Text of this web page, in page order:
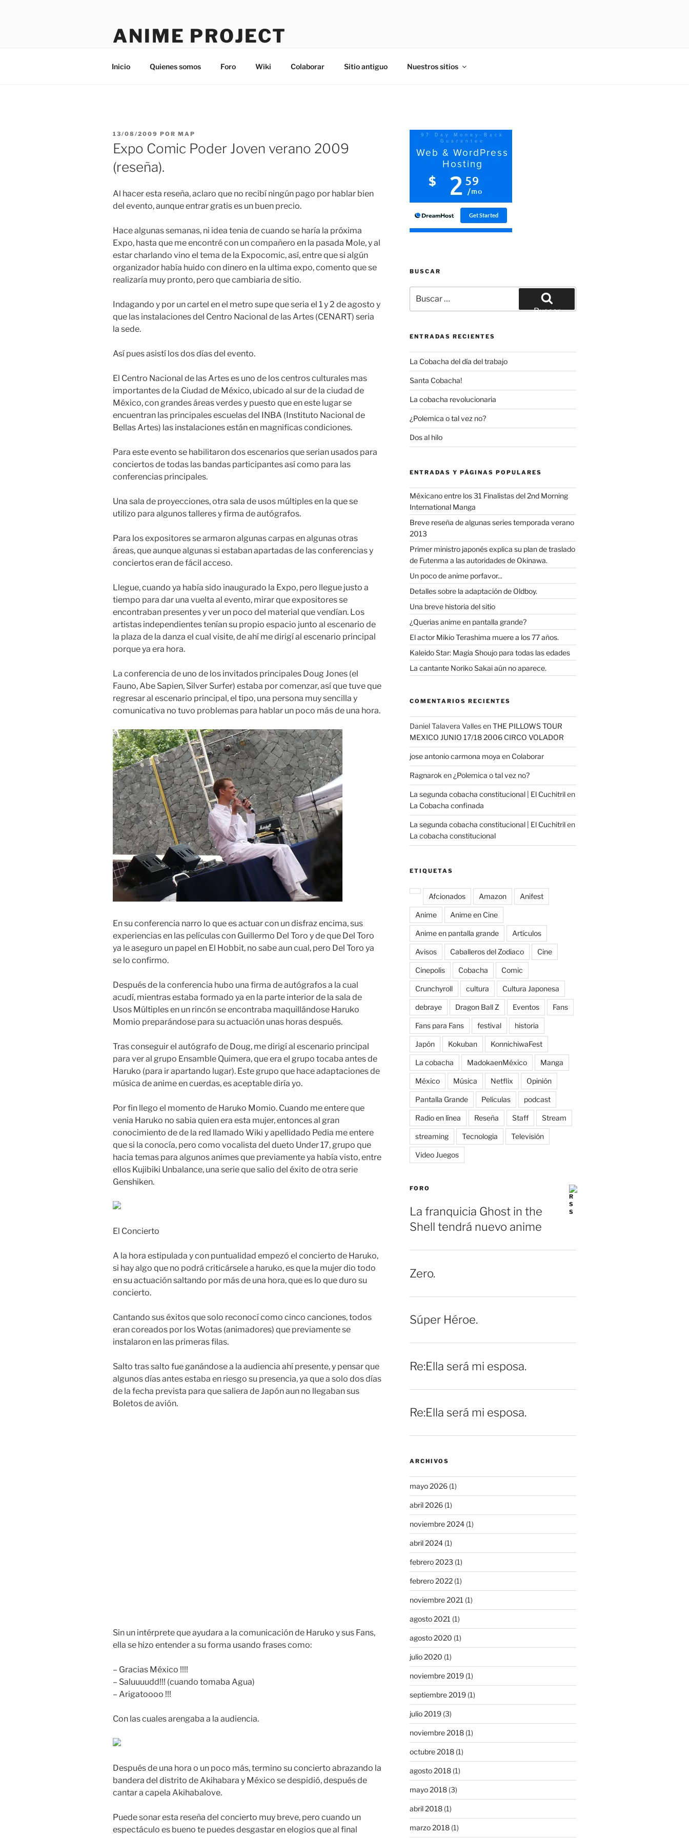
ANIME PROJECT
Inicio Quienes somos Foro Wiki Colaborar Sitio antiguo Nuestros sitios
PUBLICADO
EL
13/08/2009 POR MAP
Expo Comic Poder Joven verano 2009
(reseña).
Al hacer esta reseña, aclaro que no recibí ningún pago por hablar bien
del evento, aunque entrar gratis es un buen precio.
Hace algunas semanas, ni idea tenia de cuando se haría la próxima
Expo, hasta que me encontré con un compañero en la pasada Mole, y al
estar charlando vino el tema de la Expocomic, así, entre que si algún
organizador había huido con dinero en la ultima expo, comento que se
realizaría muy pronto, pero que cambiaria de sitio.
Indagando y por un cartel en el metro supe que seria el 1 y 2 de agosto y
que las instalaciones del Centro Nacional de las Artes (CENART) seria
la sede.
Así pues asistí los dos días del evento.
El Centro Nacional de las Artes es uno de los centros culturales mas
importantes de la Ciudad de México, ubicado al sur de la ciudad de
México, con grandes áreas verdes y puesto que en este lugar se
encuentran las principales escuelas del INBA (Instituto Nacional de
Bellas Artes) las instalaciones están en magnificas condiciones.
Para este evento se habilitaron dos escenarios que serian usados para
conciertos de todas las bandas participantes así como para las
conferencias principales.
Una sala de proyecciones, otra sala de usos múltiples en la que se
utilizo para algunos talleres y firma de autógrafos.
Para los expositores se armaron algunas carpas en algunas otras
áreas, que aunque algunas si estaban apartadas de las conferencias y
conciertos eran de fácil acceso.
Llegue, cuando ya había sido inaugurado la Expo, pero llegue justo a
tiempo para dar una vuelta al evento, mirar que expositores se
encontraban presentes y ver un poco del material que vendían. Los
artistas independientes tenían su propio espacio junto al escenario de
la plaza de la danza el cual visite, de ahí me dirigí al escenario principal
porque ya era hora.
La conferencia de uno de los invitados principales Doug Jones (el
Fauno, Abe Sapien, Silver Surfer) estaba por comenzar, así que tuve que
regresar al escenario principal, el tipo, una persona muy sencilla y
comunicativa no tuvo problemas para hablar un poco más de una hora.
En su conferencia narro lo que es actuar con un disfraz encima, sus
experiencias en las películas con Guillermo Del Toro y de que Del Toro
ya le aseguro un papel en El Hobbit, no sabe aun cual, pero Del Toro ya
se lo confirmo.
Después de la conferencia hubo una firma de autógrafos a la cual
acudí, mientras estaba formado ya en la parte interior de la sala de
Usos Múltiples en un rincón se encontraba maquillándose Haruko
Momio preparándose para su actuación unas horas después.
Tras conseguir el autógrafo de Doug, me dirigí al escenario principal
para ver al grupo Ensamble Quimera, que era el grupo tocaba antes de
Haruko (para ir apartando lugar). Este grupo que hace adaptaciones de
música de anime en cuerdas, es aceptable diría yo.
Por fin llego el momento de Haruko Momio. Cuando me entere que
venia Haruko no sabia quien era esta mujer, entonces al gran
conocimiento de de la red llamado Wiki y apellidado Pedia me entere
que si la conocía, pero como vocalista del dueto Under 17, grupo que
hacia temas para algunos animes que previamente ya había visto, entre
ellos Kujibiki Unbalance, una serie que salio del éxito de otra serie
Genshiken.
El Concierto
A la hora estipulada y con puntualidad empezó el concierto de Haruko,
si hay algo que no podrá criticársele a haruko, es que la mujer dio todo
en su actuación saltando por más de una hora, que es lo que duro su
concierto.
Cantando sus éxitos que solo reconocí como cinco canciones, todos
eran coreados por los Wotas (animadores) que previamente se
instalaron en las primeras filas.
Salto tras salto fue ganándose a la audiencia ahí presente, y pensar que
algunos días antes estaba en riesgo su presencia, ya que a solo dos días
de la fecha prevista para que saliera de Japón aun no llegaban sus
Boletos de avión.
Sin un intérprete que ayudara a la comunicación de Haruko y sus Fans,
ella se hizo entender a su forma usando frases como:
– Gracias México !!!!
– Saluuuudd!!! (cuando tomaba Agua)
– Arigatoooo !!!
Con las cuales arengaba a la audiencia.
Después de una hora o un poco más, termino su concierto abrazando la
bandera del distrito de Akihabara y México se despidió, después de
cantar a capela Akihabalove.
Puede sonar esta reseña del concierto muy breve, pero cuando un
espectáculo es bueno te puedes desgastar en elogios que al final
BUSCAR
por:
Buscar
ENTRADAS RECIENTES
La Cobacha del día del trabajo
Santa Cobacha!
La cobacha revolucionaria
¿Polemica o tal vez no?
Dos al hilo
ENTRADAS Y PÁGINAS POPULARES
Méxicano entre los 31 Finalistas del 2nd Morning
International Manga
Breve reseña de algunas series temporada verano
2013
Primer ministro japonés explica su plan de traslado
de Futenma a las autoridades de Okinawa.
Un poco de anime porfavor...
Detalles sobre la adaptación de Oldboy.
Una breve historia del sitio
¿Querias anime en pantalla grande?
El actor Mikio Terashima muere a los 77 años.
Kaleido Star: Magia Shoujo para todas las edades
La cantante Noriko Sakai aún no aparece.
COMENTARIOS RECIENTES
Daniel Talavera VallesenTHE PILLOWS TOUR
MEXICO JUNIO 17/18 2006 CIRCO VOLADOR
jose antonio carmona moya en Colaborar
Ragnarok en¿Polemica o tal vez no?
La segunda cobacha constitucional | El Cuchitrilen
La Cobacha confinada
La segunda cobacha constitucional | El Cuchitrilen
La cobacha constitucional
ETIQUETAS
Afcionados Amazon Anifest
Anime Anime en Cine
Anime en pantalla grande Artículos
Avisos Caballeros del Zodiaco Cine
Cinepolis Cobacha Comic
Crunchyroll cultura Cultura Japonesa
debraye Dragon Ball Z Eventos Fans
Fans para Fans festival historia
Japón Kokuban KonnichiwaFest
La cobacha MadokaenMéxico Manga
México Música Netflix Opinión
Pantalla Grande Peliculas podcast
Radio en línea Reseña Staff Stream
streaming Tecnologia Televisión
Video Juegos
FORO
La franquicia Ghost in the
Shell tendrá nuevo anime
Zero.
Súper Héroe.
Re:Ella será mi esposa.
Re:Ella será mi esposa.
ARCHIVOS
mayo 2026(1)
abril 2026(1)
noviembre 2024(1)
abril 2024(1)
febrero 2023 (1)
febrero 2022(1)
noviembre 2021 (1)
agosto 2021 (1)
agosto 2020 (1)
julio 2020 (1)
noviembre 2019(1)
septiembre 2019(1)
julio 2019(3)
noviembre 2018(1)
octubre 2018(1)
agosto 2018(1)
mayo 2018(3)
abril 2018(1)
marzo 2018(1)